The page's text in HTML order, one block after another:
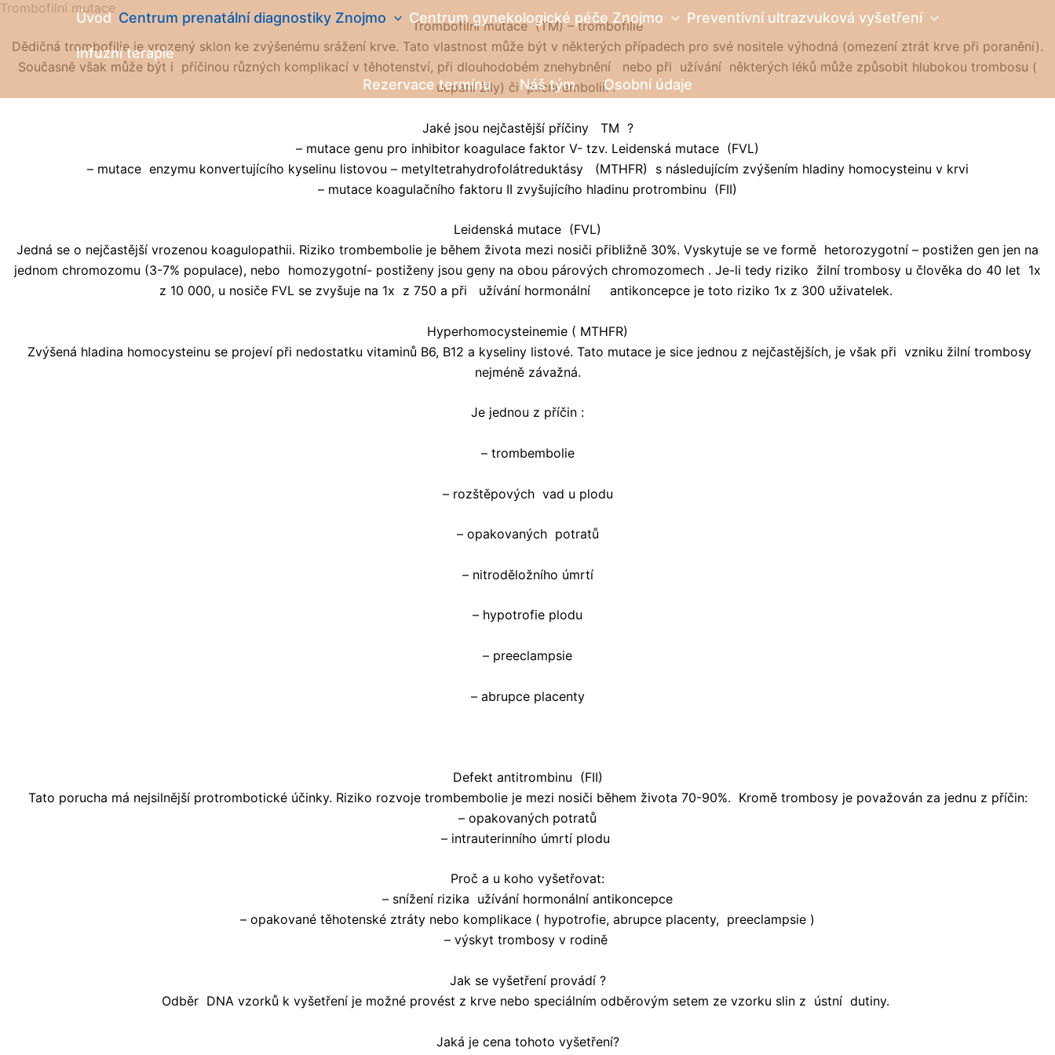
Přeskočit
obsah
Úvod Centrum prenatální diagnostiky Znojmo Centrum gynekologické péče Znojmo Preventivní ultrazvuková vyšetření
Infuzní terapie
Rezervace termínu
Náš tým Osobní údaje
Trombofilní mutace
Trombofilní mutace (TM) – trombofilie
Dědičná trombofilie je vrozený sklon ke zvýšenému srážení krve. Tato vlastnost může být v některých případech pro své nositele výhodná (omezení ztrát krve při poranění).
Současně však může být i příčinou různých komplikací v těhotenství, při dlouhodobém znehybnění nebo při užívání některých léků může způsobit hlubokou trombosu (
ucpání žíly) či plicní embolii. .
Jaké jsou nejčastější příčiny TM ?
– mutace genu pro inhibitor koagulace faktor V- tzv. Leidenská mutace (FVL)
– mutace enzymu konvertujícího kyselinu listovou – metyltetrahydrofolátreduktásy (MTHFR) s následujícím zvýšením hladiny homocysteinu v krvi
– mutace koagulačního faktoru II zvyšujícího hladinu protrombinu (FII)
Leidenská mutace (FVL)
Jedná se o nejčastější vrozenou koagulopathii. Riziko trombembolie je během života mezi nosiči přibližně 30%. Vyskytuje se ve formě hetorozygotní – postižen gen jen na
jednom chromozomu (3-7% populace), nebo homozygotní- postiženy jsou geny na obou párových chromozomech . Je-li tedy riziko žilní trombosy u člověka do 40 let 1x
z 10 000, u nosiče FVL se zvyšuje na 1x z 750 a při užívání hormonální antikoncepce je toto riziko 1x z 300 uživatelek.
Hyperhomocysteinemie ( MTHFR)
Zvýšená hladina homocysteinu se projeví při nedostatku vitaminů B6, B12 a kyseliny listové. Tato mutace je sice jednou z nejčastějších, je však při vzniku žilní trombosy
nejméně závažná.
Je jednou z příčin :
– trombembolie
– rozštěpových vad u plodu
– opakovaných potratů
– nitroděložního úmrtí
– hypotrofie plodu
– preeclampsie
– abrupce placenty
Defekt antitrombinu (FII)
Tato porucha má nejsilnější protrombotické účinky. Riziko rozvoje trombembolie je mezi nosiči během života 70-90%. Kromě trombosy je považován za jednu z příčin:
– opakovaných potratů
– intrauterinního úmrtí plodu
Proč a u koho vyšetřovat:
– snížení rizika užívání hormonální antikoncepce
– opakované těhotenské ztráty nebo komplikace ( hypotrofie, abrupce placenty, preeclampsie )
– výskyt trombosy v rodině
Jak se vyšetření provádí ?
Odběr DNA vzorků k vyšetření je možné provést z krve nebo speciálním odběrovým setem ze vzorku slin z ústní dutiny.
Jaká je cena tohoto vyšetření?